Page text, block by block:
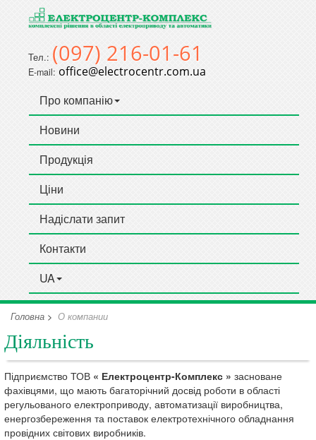
Тел.: (097) 216-01-61
E-mail: office@electrocentr.com.ua
Про компанію
Новини
Продукція
Ціни
Надіслати запит
Контакти
UA
Головна > О компании
Діяльність
Підприємство ТОВ « Електроцентр-Комплекс » засноване
фахівцями, що мають багаторічний досвід роботи в області
регульованого електроприводу, автоматизації виробництва,
енергозбереження та поставок електротехнічного обладнання
провідних світових виробників.